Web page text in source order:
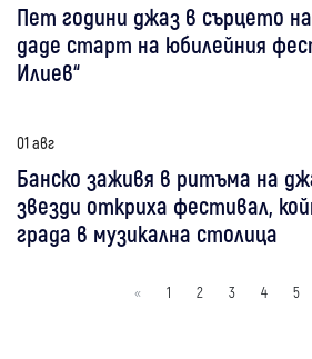
Пет години джаз в сърцето
даде старт на юбилейния
Илиев“
01 авг
Банско заживя в ритъма на
звезди откриха фестивал,
града в музикална столица
« 1 2 3 4 5